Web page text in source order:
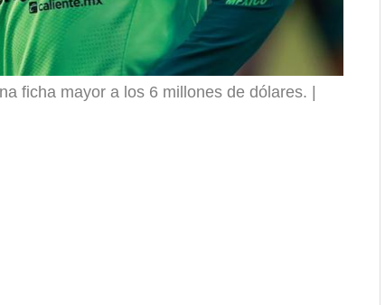
ficha mayor a los 6 millones de dólares.